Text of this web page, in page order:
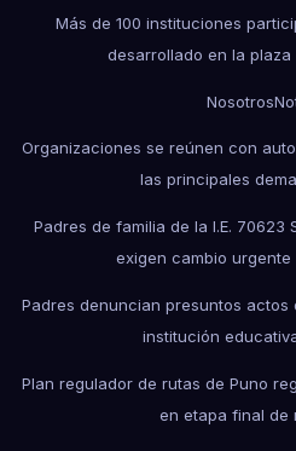
Más de 100 instituciones
desarrollado en la plaza
Nosotros
Organizaciones se reúnen con
las principales
Padres de familia de la I.E. 70623
exigen cambio
Padres denuncian presuntos
institución
Plan regulador de rutas de Puno
en etapa final de